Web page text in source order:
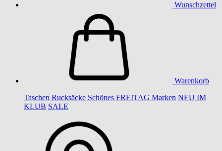
Wunschzettel
Warenkorb
Taschen Rucksäcke Schönes FREITAG Marken NEU IM
KLUB SALE